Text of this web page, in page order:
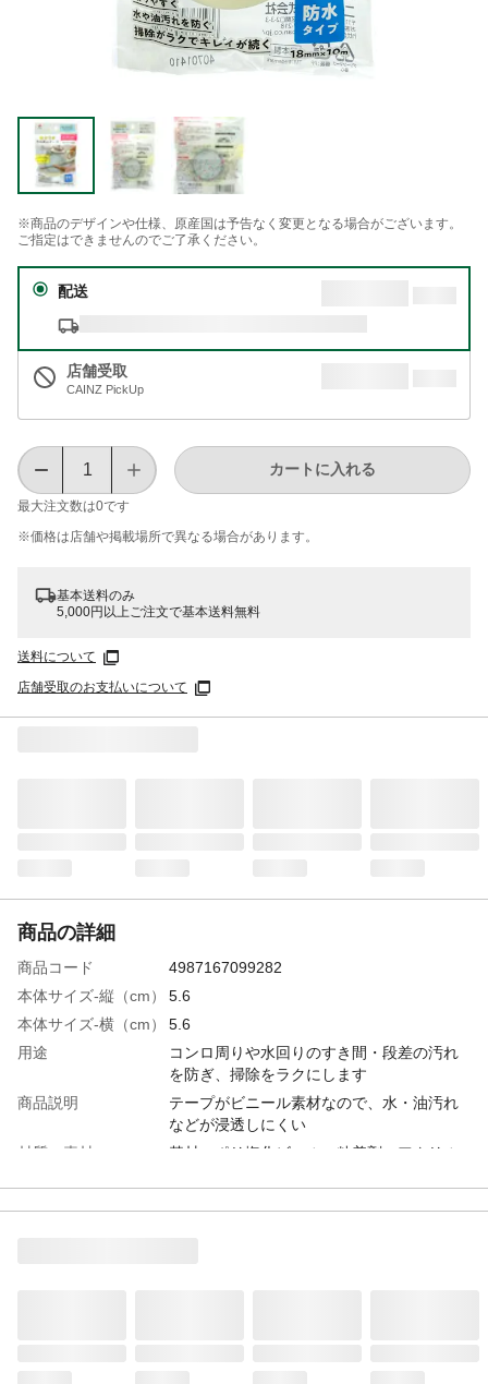
※商品のデザインや仕様、原産国は予告なく変更となる場合がございます。
ご指定はできませんのでご了承ください。
配送
店舗受取
CAINZ PickUp
最大注文数は0です
カートに入れる
※価格は​店舗や​掲載場所で​異なる​場合が​あります。
基本送料のみ
5,000円以上ご注文で基本送料無料
送料について
店舗受取のお支払いについて
商品の詳細
商品コード
4987167099282
本体サイズ-縦（cm）
5.6
本体サイズ-横（cm）
5.6
用途
コンロ周りや水回りのすき間・段差の汚れ
を防ぎ、掃除をラクにします
商品説明
テープがビニール素材なので、水・油汚れ
などが浸透しにくい
材質・素材
基材：ポリ塩化ビニル、粘着剤：アクリル